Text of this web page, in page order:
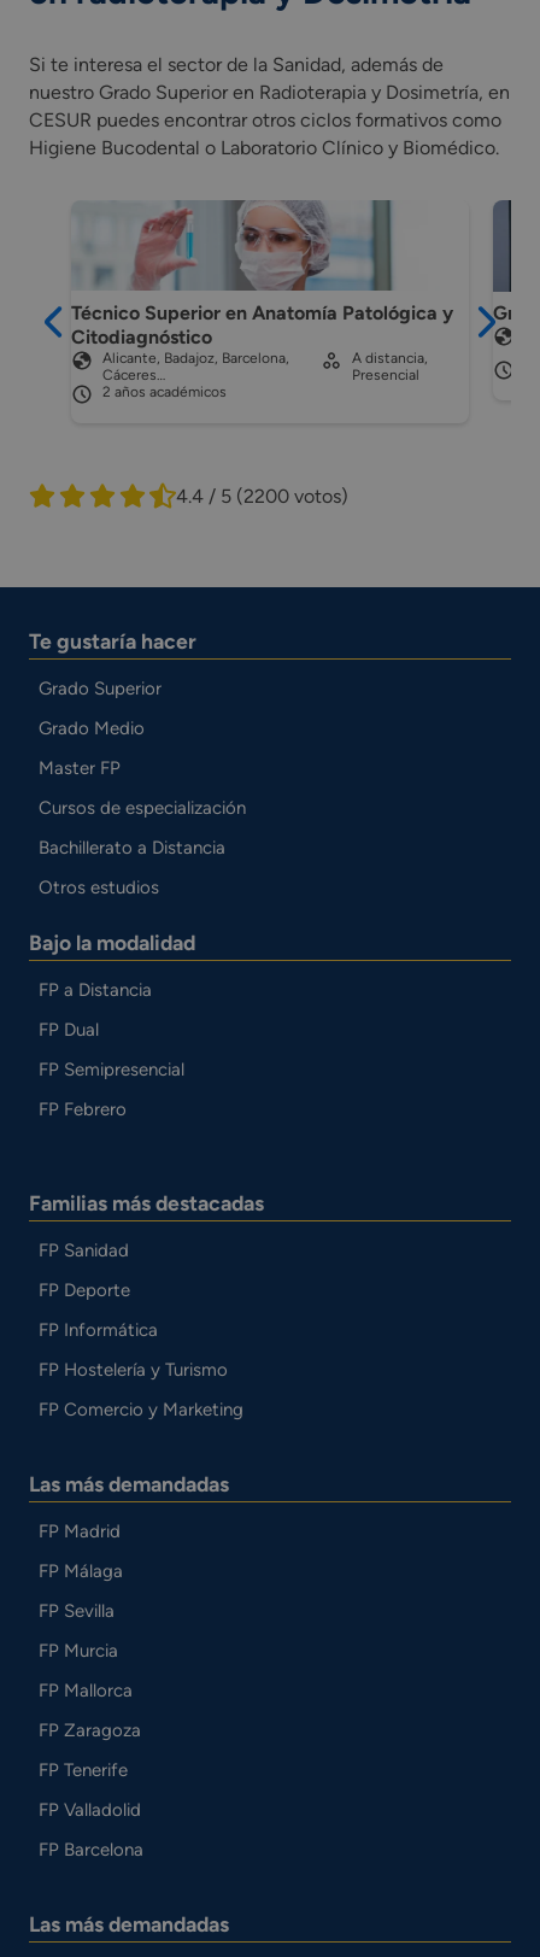
Si te interesa el sector de la Sanidad, además de
nuestro Grado Superior en Radioterapia y Dosimetría, en
CESUR puedes encontrar otros ciclos formativos como
Higiene Bucodental o Laboratorio Clínico y Biomédico.
Técnico Superior en Anatomía Patológica y
Citodiagnóstico
Alicante, Badajoz, Barcelona,
Cáceres…
2 años académicos
A distancia,
Presencial
4.4 / 5 (2200 votos)
Te gustaría hacer
Grado Superior
Grado Medio
Master FP
Cursos de especialización
Bachillerato a Distancia
Otros estudios
Bajo la modalidad
FP a Distancia
FP Dual
FP Semipresencial
FP Febrero
Familias más destacadas
FP Sanidad
FP Deporte
FP Informática
FP Hostelería y Turismo
FP Comercio y Marketing
Las más demandadas
FP Madrid
FP Málaga
FP Sevilla
FP Murcia
FP Mallorca
FP Zaragoza
FP Tenerife
FP Valladolid
FP Barcelona
Las más demandadas